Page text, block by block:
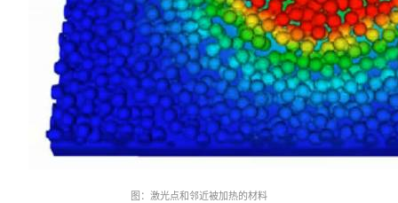
图：激光点和邻近被加热的材料